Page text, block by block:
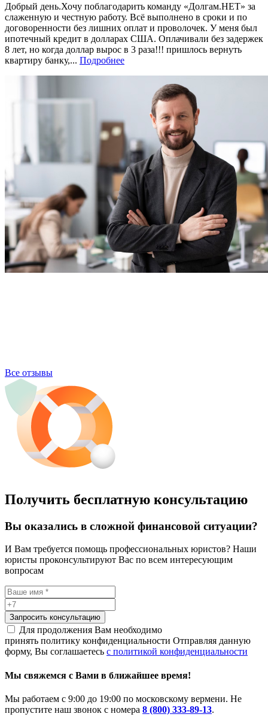
Добрый день.Хочу поблагодарить команду «Долгам.НЕТ» за
слаженную и честную работу. Всё выполнено в сроки и по
договоренности без лишних оплат и проволочек. У меня был
ипотечный кредит в долларах США. Оплачивали без задержек
8 лет, но когда доллар вырос в 3 раза!!! пришлось вернуть
квартиру банку,... Подробнее
Все отзывы
Получить бесплатную консультацию
Вы оказались в сложной финансовой ситуации?
И Вам требуется помощь профессиональных юристов? Наши
юристы проконсультируют Вас по всем интересующим
вопросам
Запросить консультацию
Для продолжения Вам необходимо
принять политику конфиденциальности Отправляя данную
форму, Вы соглашаетесь с политикой конфиденциальности
Мы свяжемся с Вами в ближайшее время!
Мы работаем с 9:00 до 19:00 по московскому вермени. Не
пропустите наш звонок с номера 8 (800) 333-89-13.